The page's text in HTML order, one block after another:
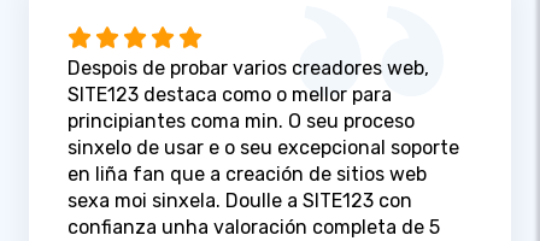
Despois de probar varios creadores web,
SITE123 destaca como o mellor para
principiantes coma min. O seu proceso
sinxelo de usar e o seu excepcional soporte
en liña fan que a creación de sitios web
sexa moi sinxela. Doulle a SITE123 con
confianza unha valoración completa de 5